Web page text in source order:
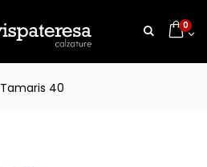
0
Tamaris 40